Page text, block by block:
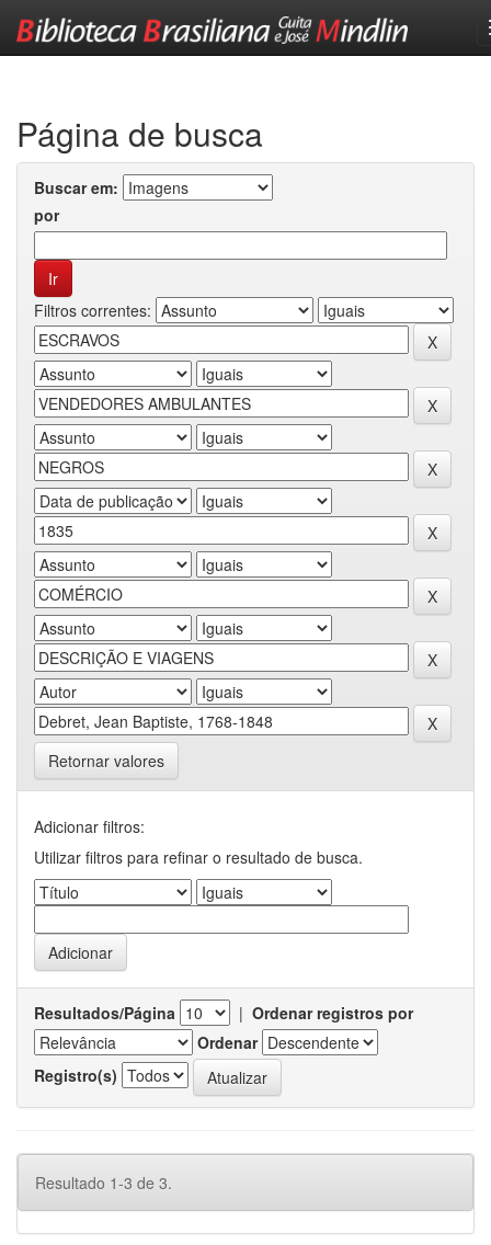
Página de busca
Buscar em:
por
Filtros correntes:
Retornar valores
Adicionar filtros:
Utilizar filtros para refinar o resultado de busca.
Resultados/Página | Ordenar registros por
Ordenar
Registro(s)
Resultado 1-3 de 3.